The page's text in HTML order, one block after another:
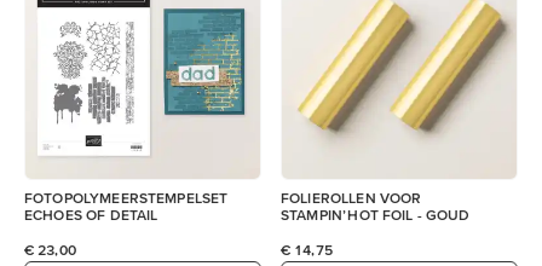
FOTOPOLYMEERSTEMPELSET
ECHOES OF DETAIL
€ 23,00
FOLIEROLLEN VOOR
STAMPIN’ HOT FOIL - GOUD
€ 14,75